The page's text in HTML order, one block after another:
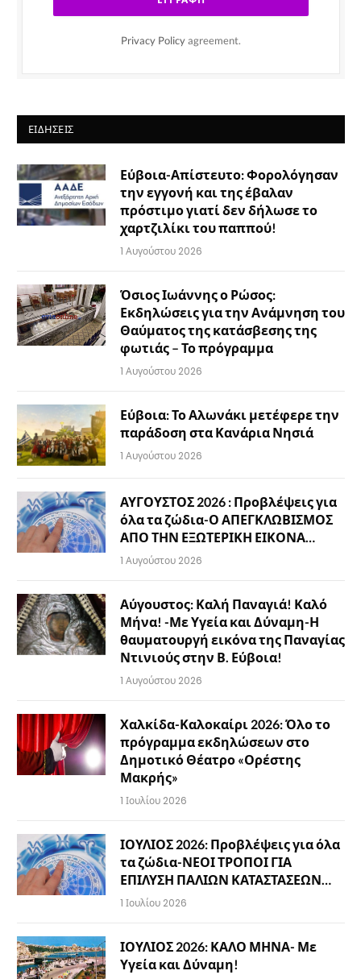
Privacy Policy agreement.
ΕΙΔΉΣΕΙΣ
Εύβοια-Απίστευτο: Φορολόγησαν
την εγγονή και της έβαλαν
πρόστιμο γιατί δεν δήλωσε το
χαρτζιλίκι του παππού!
1 Αυγούστου 2026
Όσιος Ιωάννης ο Ρώσος:
Εκδηλώσεις για την Ανάμνηση του
Θαύματος της κατάσβεσης της
φωτιάς – Το πρόγραμμα
1 Αυγούστου 2026
Εύβοια: Το Αλωνάκι μετέφερε την
παράδοση στα Κανάρια Νησιά
1 Αυγούστου 2026
ΑΥΓΟΥΣΤΟΣ 2026 : Προβλέψεις για
όλα τα ζώδια-Ο ΑΠΕΓΚΛΩΒΙΣΜΟΣ
ΑΠΟ ΤΗΝ ΕΞΩΤΕΡΙΚΗ ΕΙΚΟΝΑ…
1 Αυγούστου 2026
Αύγουστος: Καλή Παναγιά! Καλό
Μήνα! -Με Υγεία και Δύναμη-Η
θαυματουργή εικόνα της Παναγίας
Ντινιούς στην Β. Εύβοια!
1 Αυγούστου 2026
Χαλκίδα-Καλοκαίρι 2026: Όλο το
πρόγραμμα εκδηλώσεων στο
Δημοτικό Θέατρο «Ορέστης
Μακρής»
1 Ιουλίου 2026
ΙΟΥΛΙΟΣ 2026: Προβλέψεις για όλα
τα ζώδια-ΝΕΟΙ ΤΡΟΠΟΙ ΓΙΑ
ΕΠΙΛΥΣΗ ΠΑΛΙΩΝ ΚΑΤΑΣΤΑΣΕΩΝ…
1 Ιουλίου 2026
ΙΟΥΛΙΟΣ 2026: ΚΑΛΟ ΜΗΝΑ- Με
Υγεία και Δύναμη!